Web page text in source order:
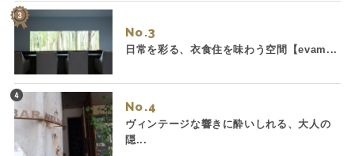
No.
日常を彩る、衣食住を味わう空間【evam...
No.
ヴィンテージな響きに酔いしれる、大人の
隠...